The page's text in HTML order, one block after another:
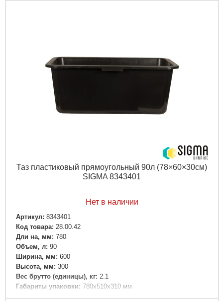
Таз пластиковый прямоугольный 90л (78×60×30см)
SIGMA 8343401
Нет в наличии
Артикул: 8343401
Код товара: 28.00.42
Дли на, мм: 780
Объем, л: 90
Ширина, мм: 600
Высота, мм: 300
Вес брутто (единицы), кг: 2.1
Габариты упаковки: 780x510x310 мм
Вес брутто: 2,200 г